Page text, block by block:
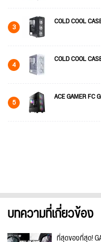
3 COLD COOL
4 COLD COOL
5 ACE GAMER FC
บทความที่เกี่ยวข้อง
ที่สุดของที่สุด!